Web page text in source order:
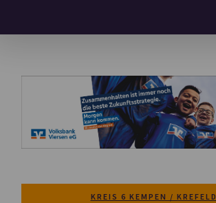
KREIS 6 KEMPEN / KREFELD